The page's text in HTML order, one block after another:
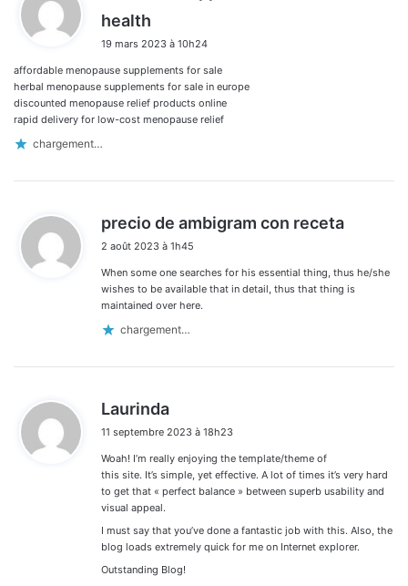
health
t
:
19 mars 2023 à 10h24
affordable menopause supplements for sale
herbal menopause supplements for sale in europe
discounted menopause relief products online
rapid delivery for low-cost menopause relief
chargement…
precio de ambigram con receta
2 août 2023 à 1h45
When some one searches for his essential thing, thus he/she
wishes to be available that in detail, thus that thing is
maintained over here.
chargement…
Laurinda
t
:
11 septembre 2023 à 18h23
Woah! I’m really enjoying the template/theme of
this site. It’s simple, yet effective. A lot of times it’s very hard
to get that « perfect balance » between superb usability and
visual appeal.
I must say that you’ve done a fantastic job with this. Also, the
blog loads extremely quick for me on Internet explorer.
Outstanding Blog!